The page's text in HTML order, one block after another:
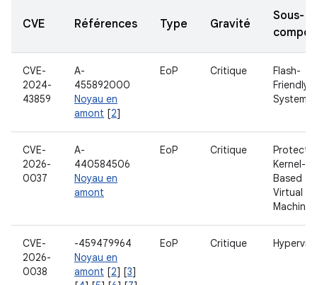
CVE Références Type Gravité
Sous-
CVE-
2024-
43859
A-
455892000
Noyau en
amont [2]
EoP Critique
Flash-
Friendly
System
CVE-
2026-
0037
A-
440584506
Noyau en
amont
EoP Critique
Kernel-
Based
Virtual
Machine
CVE-
2026-
0038
-459479964
Noyau en
amont [2] [3]
EoP Critique